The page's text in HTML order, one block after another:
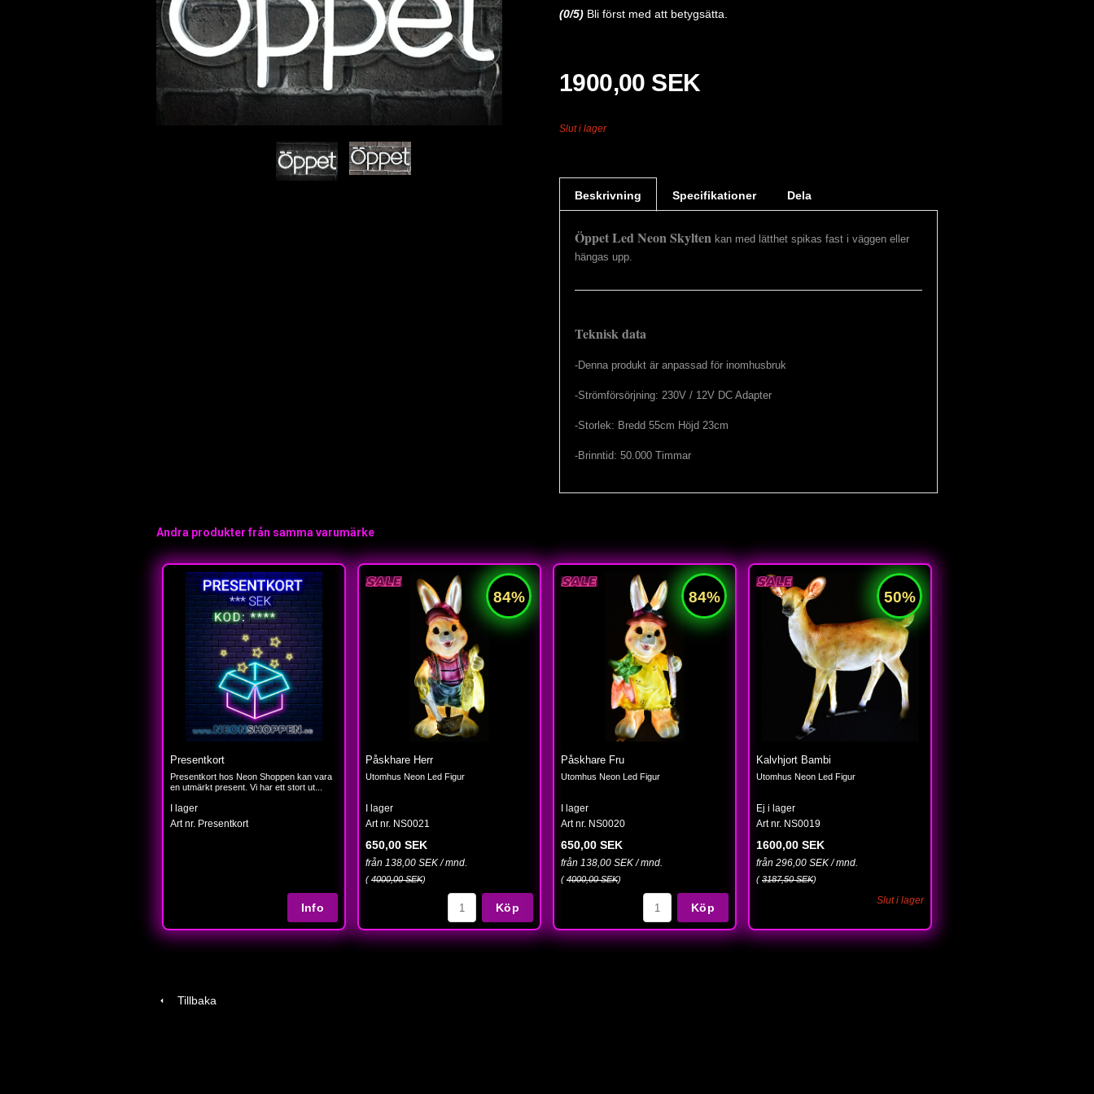
(0/5) Bli först med att betygsätta.
1900,00 SEK
Slut i lager
Beskrivning Specifikationer Dela
Öppet Led Neon Skylten kan med lätthet spikas fast i väggen eller
hängas upp.
Teknisk data
-Denna produkt är anpassad för inomhusbruk
-Strömförsörjning: 230V / 12V DC Adapter
-Storlek: Bredd 55cm Höjd 23cm
-Brinntid: 50.000 Timmar
Andra produkter från samma varumärke
Presentkort
Presentkort hos Neon Shoppen kan vara
en utmärkt present. Vi har ett stort ut...
I lager
Art nr. Presentkort
Påskhare Herr
Utomhus Neon Led Figur
I lager
Art nr. NS0021
650,00 SEK
från 138,00 SEK / mnd.
(4000,00 SEK)
Köp
Påskhare Fru
Utomhus Neon Led Figur
I lager
Art nr. NS0020
650,00 SEK
från 138,00 SEK / mnd.
(4000,00 SEK)
Köp
Kalvhjort Bambi
Utomhus Neon Led Figur
Ej i lager
Art nr. NS0019
1600,00 SEK
från 296,00 SEK / mnd.
(3187,50 SEK)
Slut i lager
Tillbaka